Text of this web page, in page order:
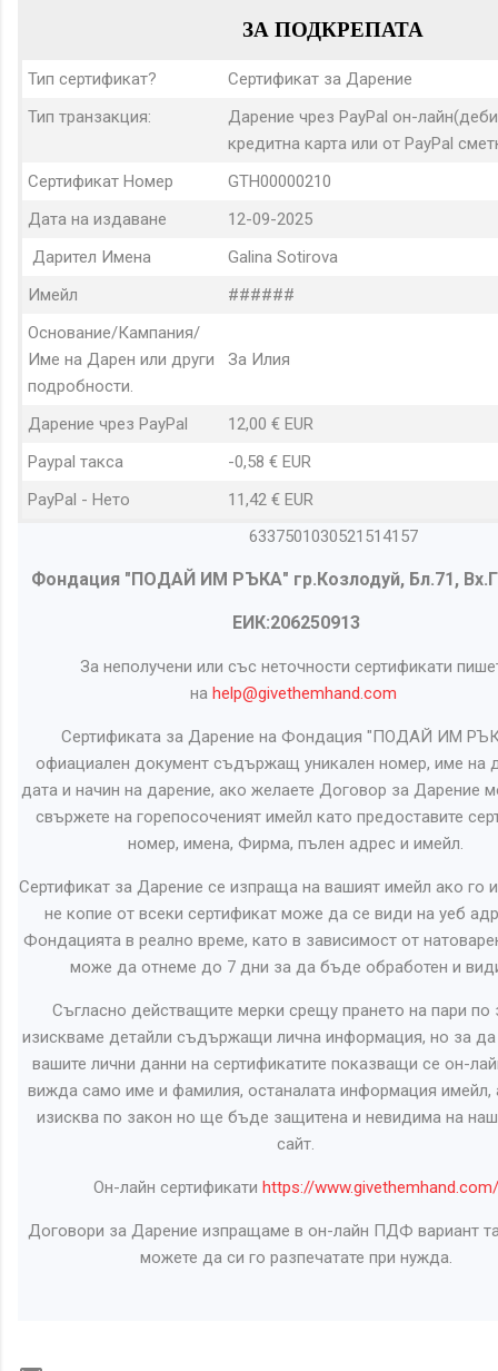
ЗА ПОДКРЕПАТА
Тип сертификат?
Сертификат за Дарение
Тип транзакция:
Дарение чрез PayPal он-
кредитна карта или от PayPal
Сертификат Номер
GTH00000210
Дата на издаване
12-09-2025
Дарител Имена
Galina Sotirova
Имейл
######
Основание/Кампания/
Име на Дарен или други
подробности.
За Илия
Дарение чрез PayPal
12,00 € EUR
Paypal такса
-0,58 € EUR
PayPal - Нето
11,42 € EUR
6337501030521514157
Фондация "ПОДАЙ ИМ РЪКА" гр.Козлодуй, Бл.71,
ЕИК:206250913
За неполучени или със неточности сертификати
на help@givethemhand.com
Сертификата за Дарение на Фондация "ПОДАЙ ИМ
офиациален документ съдържащ уникален номер, име на
дата и начин на дарение, ако желаете Договор за Дарение
свържете на горепосоченият имейл като предоставите
номер, имена, Фирма, пълен адрес и имейл.
Сертификат за Дарение се изпраща на вашият имейл ако го
не копие от всеки сертификат може да се види на уеб
Фондацията в реално време, като в зависимост от
може да отнеме до 7 дни за да бъде обработен и
Съгласно действащите мерки срещу прането на пари по
изискваме детайли съдържащи лична информация, но за
вашите лични данни на сертификатите показващи се он-
вижда само име и фамилия, останалата информация имейл,
изисква по закон но ще бъде защитена и невидима на
сайт.
Он-лайн сертификати https://www.givethemhand.com/
Договори за Дарение изпращаме в он-лайн ПДФ вариант
можете да си го разпечатате при нужда.